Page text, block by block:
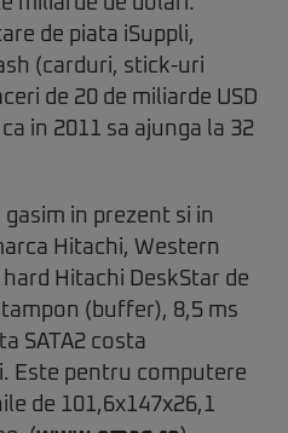
de piata iSuppli,
(carduri, stick-uri
de 20 de miliarde USD
in 2011 sa ajunga la 32
gasim in prezent si in
Hitachi, Western
Hitachi DeskStar de
(buffer), 8,5 ms
SATA2 costa
Este pentru computere
de 101,6x147x26,1